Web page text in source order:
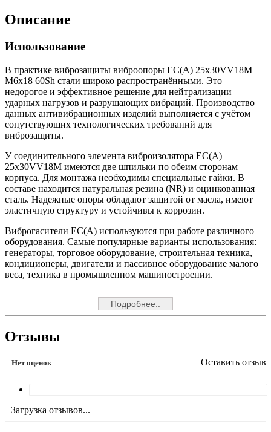
Описание
Использование
В практике виброзащиты виброопоры EC(A) 25x30VV18M
M6x18 60Sh стали широко распространёнными. Это
недорогое и эффективное решение для нейтрализации
ударных нагрузов и разрушающих вибраций. Производство
данных антивибрационных изделий выполняется с учётом
сопутствующих технологических требований для
виброзащиты.
У соединительного элемента виброизолятора EC(A)
25x30VV18M имеются две шпильки по обеим сторонам
корпуса. Для монтажа необходимы специальные гайки. В
составе находится натуральная резина (NR) и оцинкованная
сталь. Надежные опоры обладают защитой от масла, имеют
эластичную структуру и устойчивы к коррозии.
Виброгасители EC(A) используются при работе различного
оборудования. Самые популярные варианты использования:
генераторы, торговое оборудование, строительная техника,
кондиционеры, двигатели и пассивное оборудование малого
веса, техника в промышленном машиностроении.
Подробнее..
Отзывы
Нет оценок Оставить отзыв
Загрузка отзывов...